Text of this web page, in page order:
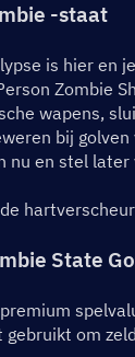
-staat
is hier en
Zombie
wapens,
bij
nu en stel later
State
gebruikt om